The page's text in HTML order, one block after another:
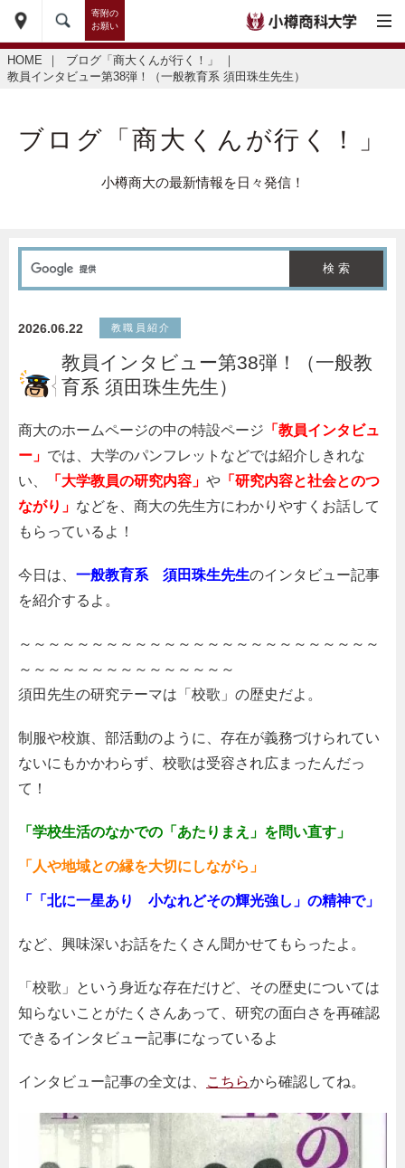
寄附の
お願い
HOME ｜ ブログ「商大くんが行く！」
｜
教員インタビュー第38弾！（一般教育系 須田珠生先生）
ブログ「商大くんが行く！」
小樽商大の最新情報を日々発信！
2026.06.22 教職員紹介
教員インタビュー第38弾！（一般教
育系 須田珠生先生）
商大のホームページの中の特設ページ 「教員インタビュ
ー」 では、大学のパンフレットなどでは紹介しきれな
い、
「大学教員の研究内容」 や 「研究内容と社会とのつ
ながり」 などを、商大の先生方にわかりやすくお話して
もらっているよ！
今日は、 一般教育系 須田珠生先生のインタビュー記事
を紹介するよ。
～～～～～～～～～～～～～～～～～～～～～～～～～
～～～～～～～～～～～～～～～
須田先生の研究テーマは「校歌」の歴史だよ。
制服や校旗、部活動のように、存在が義務づけられてい
ないにもかかわらず、校歌は受容され広まったんだっ
て！
「学校生活のなかでの「あたりまえ」を問い直す」
「人や地域との縁を大切にしながら」
「「北に一星あり 小なれどその輝光強し」の精神で」
など、興味深いお話をたくさん聞かせてもらったよ。
「校歌」という身近な存在だけど、その歴史については
知らないことがたくさんあって、研究の面白さを再確認
できるインタビュー記事になっているよ
インタビュー記事の全文は、 こちらから確認してね。